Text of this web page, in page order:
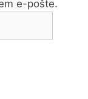
e-pošte.